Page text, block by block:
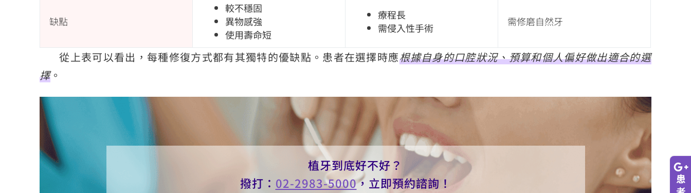
缺點
較不穩固
異物感強
使用壽命短
療程長
需侵入性手術
需修磨自然牙
從上表可以看出，每種修復方式都有其獨特的優缺點。患者在選擇時應根據自身的口腔狀況、預算和個人偏好做出適合的選
擇。
植牙到底好不好？
撥打： 02-2983-5000，立即預約諮詢！
患